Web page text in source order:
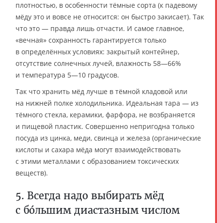
плотностью, в особенности тёмные сорта (к падевому
мёду это и вовсе не относится: он быстро закисает). Так
что это — правда лишь отчасти. И самое главное,
«вечная» сохранность гарантируется только
в определённых условиях: закрытый контейнер,
отсутствие солнечных лучей, влажность 58—66%
и температура 5—10 градусов.
Так что хранить мёд лучше в тёмной кладовой или
на нижней полке холодильника. Идеальная тара — из
тёмного стекла, керамики, фарфора, не возбраняется
и пищевой пластик. Совершенно непригодна только
посуда из цинка, меди, свинца и железа (органические
кислоты и сахара мёда могут взаимодействовать
с этими металлами с образованием токсических
веществ).
5. Всегда надо выбирать мёд
с бóльшим диастазным числом